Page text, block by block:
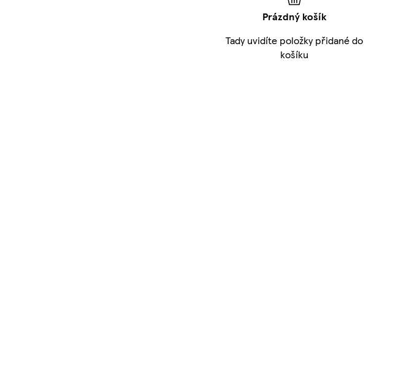
Prázdný košík
Tady uvidíte položky přidané do
košíku